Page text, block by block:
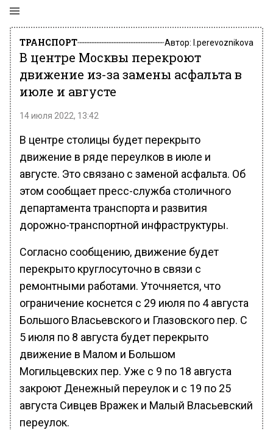
ТРАНСПОРТ Автор: l.perevoznikova
В центре Москвы перекроют
движение из-за замены асфальта в
июле и августе
14 июля 2022, 13:42
В центре столицы будет перекрыто
движение в ряде переулков в июле и
августе. Это связано с заменой асфальта. Об
этом сообщает пресс-служба столичного
департамента транспорта и развития
дорожно-транспортной инфраструктуры.
Согласно сообщению, движение будет
перекрыто круглосуточно в связи с
ремонтными работами. Уточняется, что
ограничение коснется с 29 июля по 4 августа
Большого Власьевского и Глазовского пер. С
5 июля по 8 августа будет перекрыто
движение в Малом и Большом
Могильцевских пер. Уже с 9 по 18 августа
закроют Денежный переулок и с 19 по 25
августа Сивцев Вражек и Малый Власьевский
переулок.